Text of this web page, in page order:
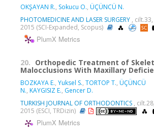
OKŞAYAN R., Sokucu O., ÜÇÜNCÜ N.
PHOTOMEDICINE AND LASER SURGERY ,
2015 (SCI-Expanded, Scopus)
PlumX Metrics
20. Orthopedic Treatment of
Malocclusions With Maxillary
BOZKAYA E., Yuksel S., TORTOP T., ÜÇÜNCÜ
N., KAYGISIZ E., Gencer D.
TURKISH JOURNAL OF ORTHODONTICS ,
2015 (ESCI, TRDizin)
PlumX Metrics